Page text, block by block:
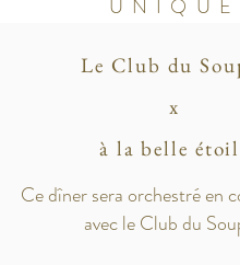
UNIQUE
Le Club du
x
à la belle
Ce dîner sera orchestré en
avec le Club du